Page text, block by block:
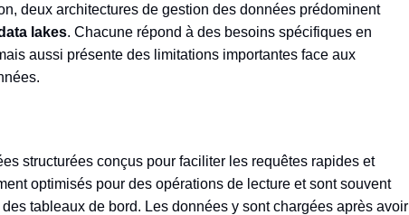
deux architectures de gestion des données prédominent
lakes. Chacune répond à des besoins spécifiques en
aussi présente des limitations importantes face aux
structurées conçus pour faciliter les requêtes rapides et
optimisés pour des opérations de lecture et sont souvent
tableaux de bord. Les données y sont chargées après avoir